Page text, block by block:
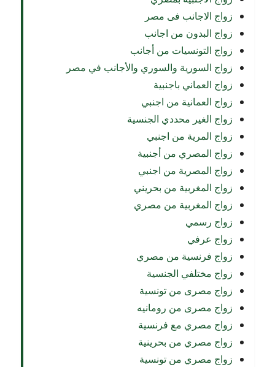
زواج الاجانب فى مصر
زواج البدون من اجانب
زواج التونسيات من أجانب
زواج السورية والسوري والأجانب في مصر
زواج العماني باجنبية
زواج العمانية من اجنبي
زواج الغير محددي الجنسية
زواج المرية من اجنبي
زواج المصري من أجنبية
زواج المصرية من اجنبي
زواج المغربية من بحريني
زواج المغربية من مصري
زواج رسمي
زواج عرفي
زواج فرنسية من مصري
زواج مختلفي الجنسية
زواج مصرى من تونسية
زواج مصرى من رومانيه
زواج مصري مع فرنسية
زواج مصري من بحرينية
زواج مصري من تونسية